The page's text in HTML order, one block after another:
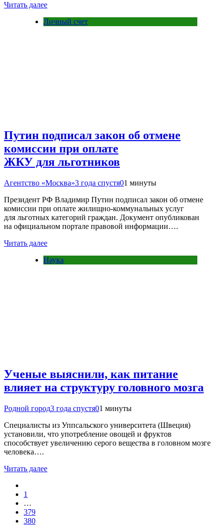
Читать далее
Личный счет
Путин подписал закон об отмене
комиссии при оплате
ЖКУ для льготников
Агентство «Москва»3 года спустя01 минуты
Президент РФ Владимир Путин подписал закон об отмене
комиссии при оплате жилищно-коммунальных услуг
для льготных категорий граждан. Документ опубликован
на официальном портале правовой информации….
Читать далее
Наука
Ученые выяснили, как питание
влияет на структуру головного мозга
Родной город3 года спустя01 минуты
Специалисты из Уппсальского университета (Швеция)
установили, что употребление овощей и фруктов
способствует увеличению серого вещества в головном мозге
человека….
Читать далее
1
…
379
380